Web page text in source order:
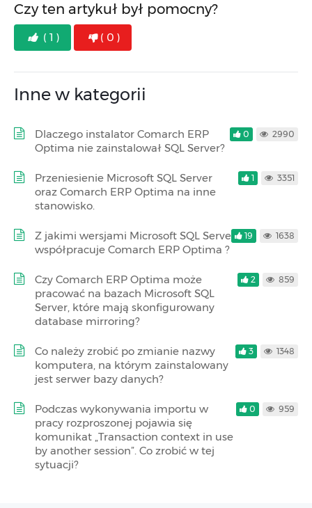
Czy ten artykuł był pomocny?
( 1 ) ( 0 )
Inne w kategorii
Dlaczego instalator Comarch ERP
Optima nie zainstalował SQL Server?
0 2990
Przeniesienie Microsoft SQL Server
oraz Comarch ERP Optima na inne
stanowisko.
1 3351
Z jakimi wersjami Microsoft SQL Server
współpracuje Comarch ERP Optima ?
19 1638
Czy Comarch ERP Optima może
pracować na bazach Microsoft SQL
Server, które mają skonfigurowany
database mirroring?
2 859
Co należy zrobić po zmianie nazwy
komputera, na którym zainstalowany
jest serwer bazy danych?
3 1348
Podczas wykonywania importu w
pracy rozproszonej pojawia się
komunikat „Transaction context in use
by another session”. Co zrobić w tej
sytuacji?
0 959